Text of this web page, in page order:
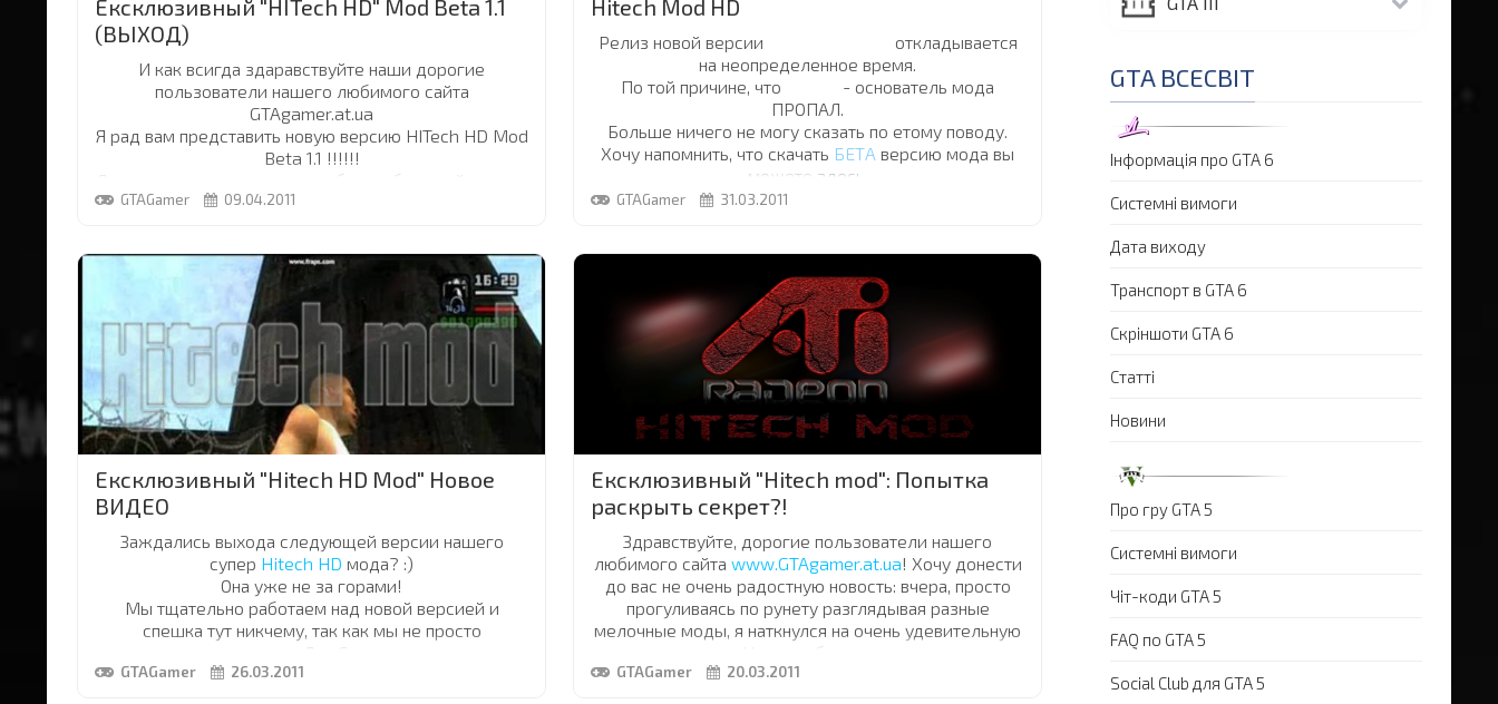
Ексклюзивный "HITech HD" Mod Beta 1.1
(ВЫХОД)
И как всигда здаравствуйте наши дорогие
пользователи нашего любимого сайта
GTAgamer.at.ua
Я рад вам представить новую версию HITech HD Mod
Beta 1.1 !!!!!!
Долго она готовилась, много было обещаний что она
вот вот выйдет,Даже была попытка плагиата
АВТОРСКИЕ, деланые от руки текстуры, что совсем
не маловажно. И ето всё является собственностью
GTAgamer.at.ua
...
GTAGamer 09.04.2011
Hitech Mod HD
Релиз новой версии
откладывается
на неопределенное время.
По той причине, что
- основатель мода
ПРОПАЛ.
Больше ничего не могу сказать по етому поводу.
Хочу напомнить, что скачать БЕТА версию мода вы
можете здесь
GTAGamer 31.03.2011
Ексклюзивный "Hitech HD Mod" Новое
ВИДЕО
Заждались выхода следующей версии нашего
супер Hitech HD мода? :)
Она уже не за горами!
Мы тщательно работаем над новой версией и
спешка тут никчему, так как мы не просто
самом, что не есть реальном
GTAGamer 26.03.2011
Ексклюзивный "Hitech mod": Попытка
раскрыть секрет?!
Здравствуйте, дорогие пользователи нашего
любимого сайта www.GTAgamer.at.ua! Хочу донести
до вас не очень радостную новость: вчера, просто
прогуливаясь по рунету разглядывая разные
мелочные моды, я наткнулся на очень удевительную
для меня вещь. Никогда бы не подумал, что ето
случается так быстро, но увы ето так,
GTAGamer 20.03.2011
GTA ВСЕСВІТ
Інформація про GTA 6
Системні вимоги
Дата виходу
Транспорт в GTA 6
Скріншоти GTA 6
Статті
Новини
Про гру GTA 5
Системні вимоги
Чіт-коди GTA 5
FAQ по GTA 5
Social Club для GTA 5